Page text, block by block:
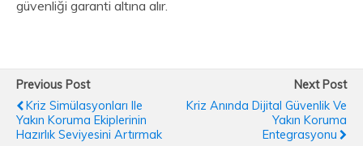
güvenliği garanti altına alır.
Previous Post
Kriz Simülasyonları Ile
Yakın Koruma Ekiplerinin
Hazırlık Seviyesini Artırmak
Next Post
Kriz Anında Dijital Güvenlik Ve
Yakın Koruma
Entegrasyonu